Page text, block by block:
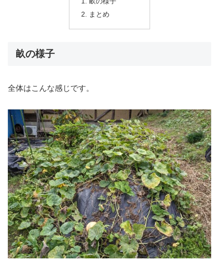
まとめ
畝の様子
全体はこんな感じです。